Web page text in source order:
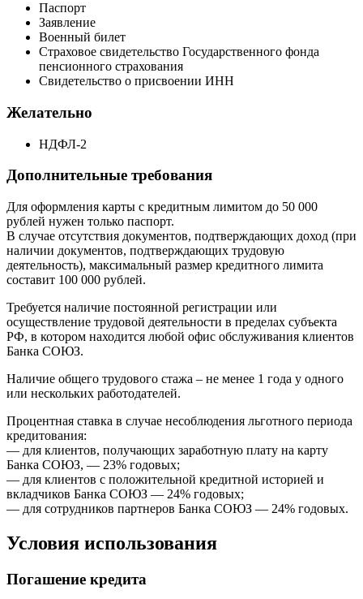
Паспорт
Заявление
Военный билет
Страховое свидетельство Государственного фонда
пенсионного страхования
Свидетельство о присвоении ИНН
Желательно
НДФЛ-2
Дополнительные требования
Для оформления карты с кредитным лимитом до 50 000
рублей нужен только паспорт.
В случае отсутствия документов, подтверждающих доход (при
наличии документов, подтверждающих трудовую
деятельность), максимальный размер кредитного лимита
составит 100 000 рублей.
Требуется наличие постоянной регистрации или
осуществление трудовой деятельности в пределах субъекта
РФ, в котором находится любой офис обслуживания клиентов
Банка СОЮЗ.
Наличие общего трудового стажа – не менее 1 года у одного
или нескольких работодателей.
Процентная ставка в случае несоблюдения льготного периода
кредитования:
— для клиентов, получающих заработную плату на карту
Банка СОЮЗ, — 23% годовых;
— для клиентов с положительной кредитной историей и
вкладчиков Банка СОЮЗ — 24% годовых;
— для сотрудников партнеров Банка СОЮЗ — 24% годовых.
Условия использования
Погашение кредита